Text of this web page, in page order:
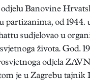
Banovine
partizanima, od 1944.
sudjelovao u
života. God.
odjela
je u Zagrebu tajnik